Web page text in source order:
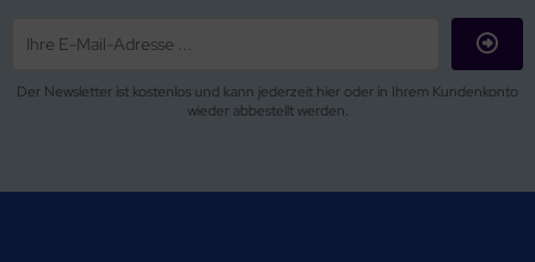
Der Newsletter ist kostenlos und kann jederzeit hier oder in Ihrem Kundenkonto
wieder abbestellt werden.